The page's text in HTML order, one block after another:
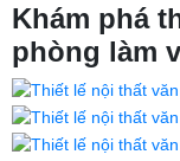
Khám phá
phòng làm